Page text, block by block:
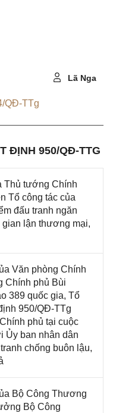
Lã Nga
QĐ-TTg
ĐỊNH 950/QĐ-TTG
Thủ tướng Chính
Tổ công tác của
đấu tranh ngăn
gian lận thương mại,
Văn phòng Chính
Chính phủ Bùi
389 quốc gia, Tổ
950/QĐ-TTg
phủ tại cuộc
Ủy ban nhân dân
chống buôn lậu,
Bộ Công Thương
Bộ Công